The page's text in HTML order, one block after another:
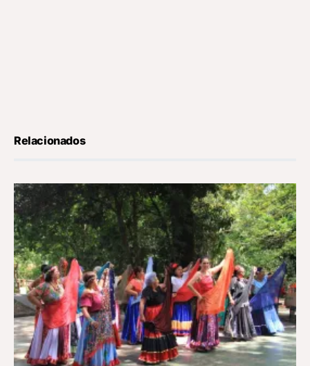
Relacionados